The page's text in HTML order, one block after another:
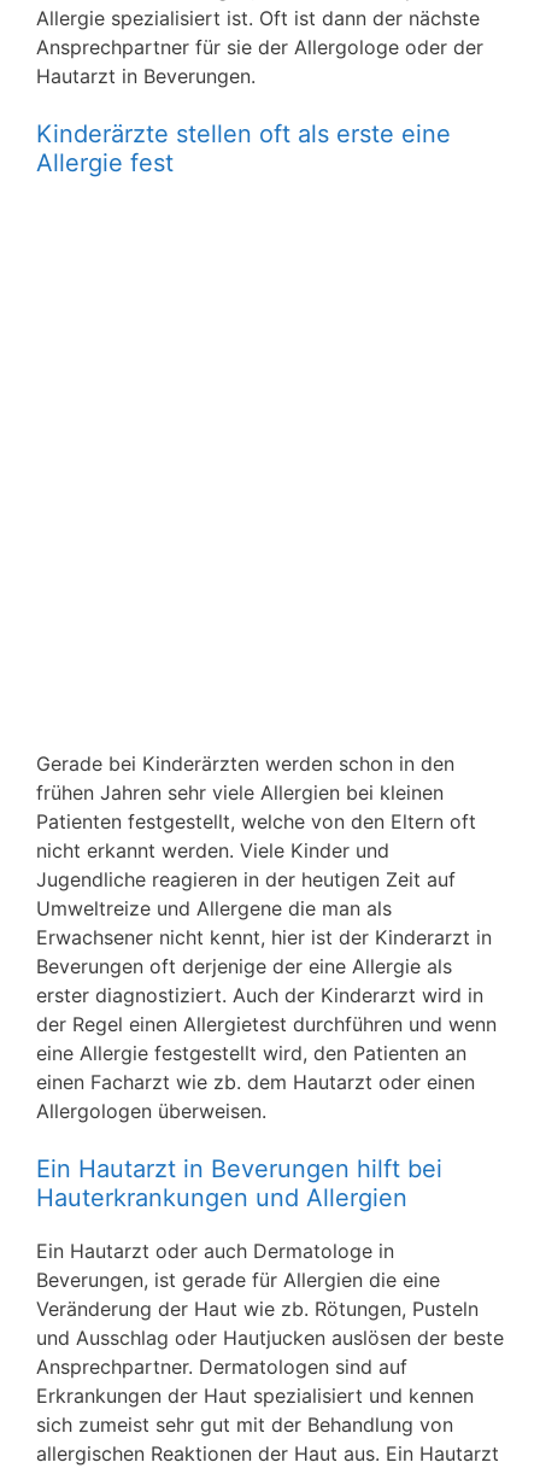
Allergie spezialisiert ist. Oft ist dann der nächste
Ansprechpartner für sie der Allergologe oder der
Hautarzt in Beverungen.
Kinderärzte stellen oft als erste eine
Allergie fest
Gerade bei Kinderärzten werden schon in den
frühen Jahren sehr viele Allergien bei kleinen
Patienten festgestellt, welche von den Eltern oft
nicht erkannt werden. Viele Kinder und
Jugendliche reagieren in der heutigen Zeit auf
Umweltreize und Allergene die man als
Erwachsener nicht kennt, hier ist der Kinderarzt in
Beverungen oft derjenige der eine Allergie als
erster diagnostiziert. Auch der Kinderarzt wird in
der Regel einen Allergietest durchführen und wenn
eine Allergie festgestellt wird, den Patienten an
einen Facharzt wie zb. dem Hautarzt oder einen
Allergologen überweisen.
Ein Hautarzt in Beverungen hilft bei
Hauterkrankungen und Allergien
Ein Hautarzt oder auch Dermatologe in
Beverungen, ist gerade für Allergien die eine
Veränderung der Haut wie zb. Rötungen, Pusteln
und Ausschlag oder Hautjucken auslösen der beste
Ansprechpartner. Dermatologen sind auf
Erkrankungen der Haut spezialisiert und kennen
sich zumeist sehr gut mit der Behandlung von
allergischen Reaktionen der Haut aus. Ein Hautarzt